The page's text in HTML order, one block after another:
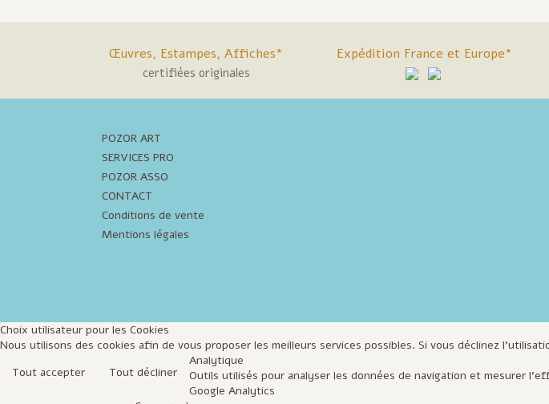
Œuvres, Estampes, Affiches*
certifiées originales
Expédition France et Europe*
POZOR ART
SERVICES PRO
POZOR ASSO
CONTACT
Conditions de vente
Mentions légales
Choix utilisateur pour les Cookies
Nous utilisons des cookies afin de vous proposer les meilleurs services possibles. Si vous déclinez
Tout accepter
Tout décliner
Analytique
Outils utilisés pour analyser les données de navigation et mesurer
Google Analytics